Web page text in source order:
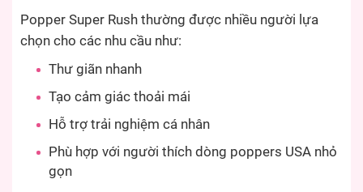
Popper Super Rush thường được nhiều người lựa
chọn cho các nhu cầu như:
Thư giãn nhanh
Tạo cảm giác thoải mái
Hỗ trợ trải nghiệm cá nhân
Phù hợp với người thích dòng poppers USA nhỏ
gọn